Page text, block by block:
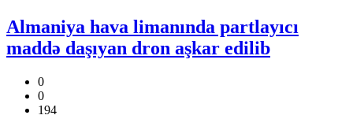
Almaniya hava limanında partlayıcı
maddə daşıyan dron aşkar edilib
0
0
194